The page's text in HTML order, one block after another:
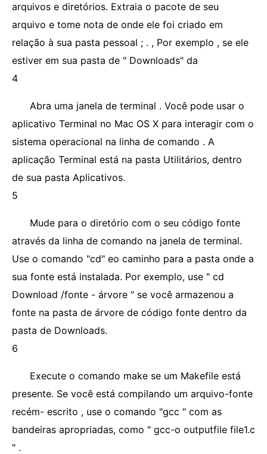
arquivos e diretórios. Extraia o pacote de seu
arquivo e tome nota de onde ele foi criado em
relação à sua pasta pessoal ; . , Por exemplo , se ele
estiver em sua pasta de " Downloads" da
4
Abra uma janela de terminal . Você pode usar o
aplicativo Terminal no Mac OS X para interagir com o
sistema operacional na linha de comando . A
aplicação Terminal está na pasta Utilitários, dentro
de sua pasta Aplicativos.
5
Mude para o diretório com o seu código fonte
através da linha de comando na janela de terminal.
Use o comando "cd" eo caminho para a pasta onde a
sua fonte está instalada. Por exemplo, use " cd
Download /fonte - árvore " se você armazenou a
fonte na pasta de árvore de código fonte dentro da
pasta de Downloads.
6
Execute o comando make se um Makefile está
presente. Se você está compilando um arquivo-fonte
recém- escrito , use o comando "gcc " com as
bandeiras apropriadas, como " gcc-o outputfile file1.c
" .